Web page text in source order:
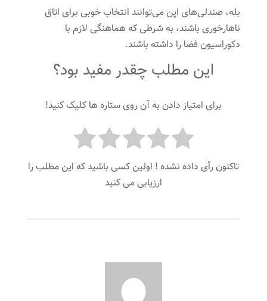
بله، صندلی‌های اپن می‌توانند انتخاب خوبی برای اتاق
ناهارخوری باشند، به شرطی که هماهنگی لازم با
دکوراسیون فضا را داشته باشند.
این مطلب چقدر مفید بود؟
برای امتیاز دادن به آن روی ستاره ها کلیک کنید!
تاکنون رأی داده نشده ! اولین کسی باشید که این مطلب را
ارزیابی می کنید